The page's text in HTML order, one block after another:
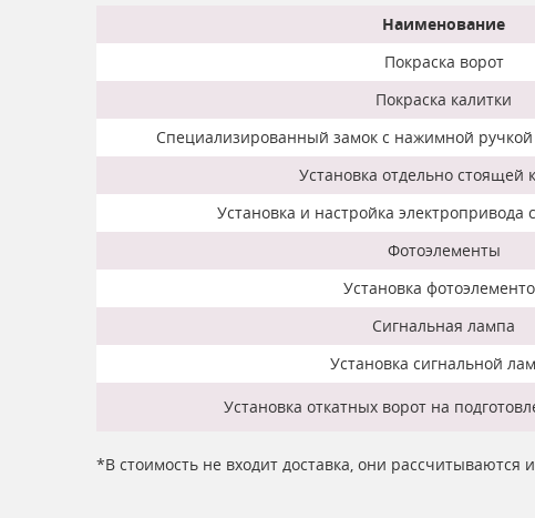
Наименование
Покраска ворот
Покраска калитки
Специализированный замок с нажимной ручкой
Установка отдельно стоящей
Установка и настройка электропривода
Фотоэлементы
Установка
Сигнальная лампа
Установка сигнальной
Установка откатных ворот на
*В стоимость не входит доставка, они рассчитываются